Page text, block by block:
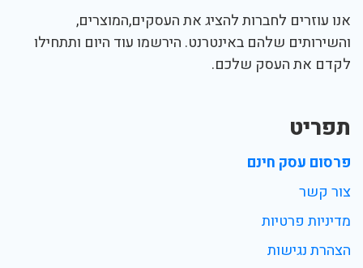
אנו עוזרים לחברות להציג את העסקים,המוצרים,
והשירותים שלהם באינטרנט. הירשמו עוד היום ותתחילו
לקדם את העסק שלכם.
תפריט
פרסום עסק חינם
צור קשר
מדיניות פרטיות
הצהרת נגישות